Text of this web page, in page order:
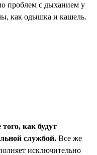
проблем с дыханием у
как одышка и кашель.
как будут
службой. Все же
исключительно